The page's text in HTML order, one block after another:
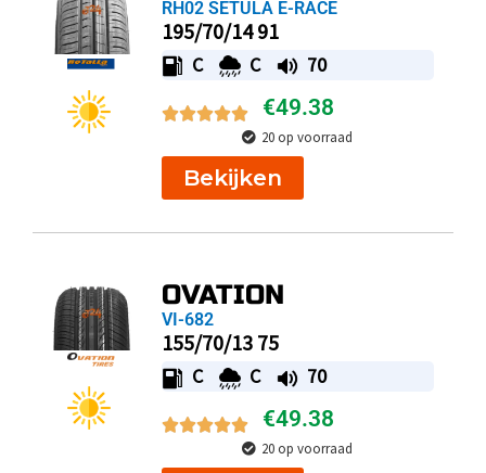
RH02 SETULA E-RACE
195/70/14 91
C C 70
€49.38
20 op voorraad
Bekijken
OVATION
VI-682
155/70/13 75
C C 70
€49.38
20 op voorraad